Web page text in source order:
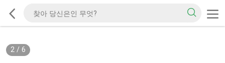
2/ 6